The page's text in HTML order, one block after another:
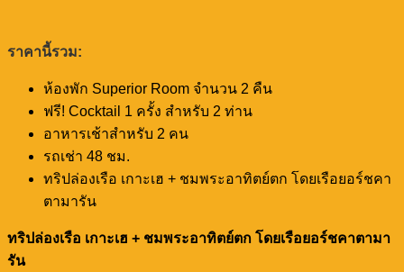
ราคานี้รวม:
ห้องพัก Superior Room จำนวน 2 คืน
ฟรี! Cocktail 1 ครั้ง สำหรับ 2 ท่าน
อาหารเช้าสำหรับ 2 คน
รถเช่า 48 ชม.
ทริปล่องเรือ เกาะเฮ + ชมพระอาทิตย์ตก โดยเรือยอร์ชคา
ตามารัน
ทริปล่องเรือ เกาะเฮ + ชมพระอาทิตย์ตก โดยเรือยอร์ชคาตามา
รัน